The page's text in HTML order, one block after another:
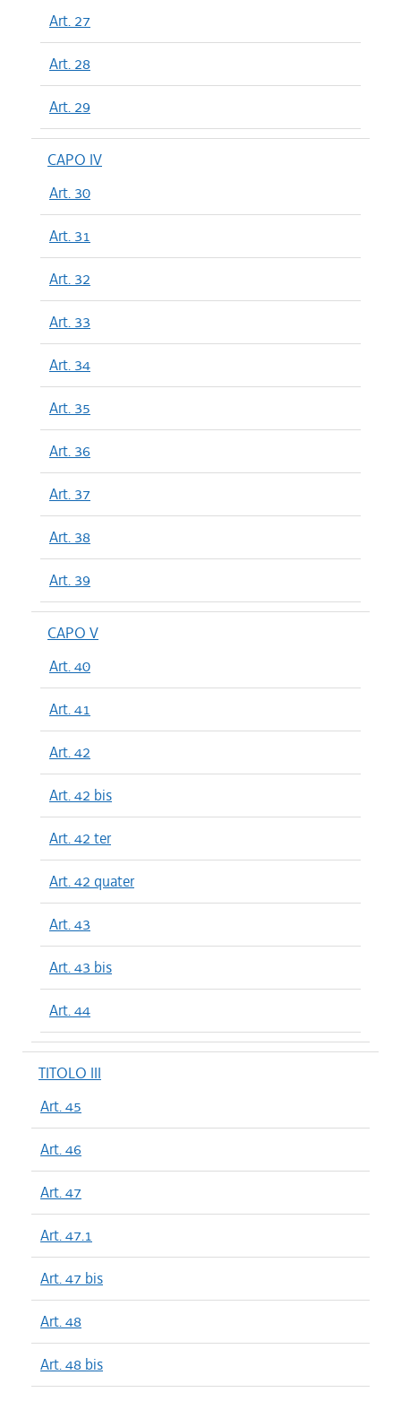
Art. 27
Art. 28
Art. 29
CAPO IV
Art. 30
Art. 31
Art. 32
Art. 33
Art. 34
Art. 35
Art. 36
Art. 37
Art. 38
Art. 39
CAPO V
Art. 40
Art. 41
Art. 42
Art. 42 bis
Art. 42 ter
Art. 42 quater
Art. 43
Art. 43 bis
Art. 44
TITOLO III
Art. 45
Art. 46
Art. 47
Art. 47.1
Art. 47 bis
Art. 48
Art. 48 bis